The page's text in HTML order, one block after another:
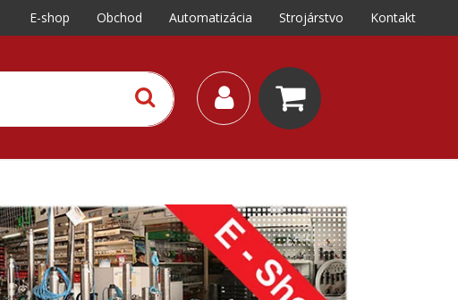
E-shop Obchod Automatizácia Strojárstvo Kontakt